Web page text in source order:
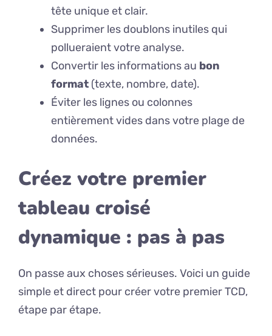
tête unique et clair.
Supprimer les doublons inutiles qui
pollueraient votre analyse.
Convertir les informations au bon
format (texte, nombre, date).
Éviter les lignes ou colonnes
entièrement vides dans votre plage de
données.
Créez votre premier
tableau croisé
dynamique : pas à pas
On passe aux choses sérieuses. Voici un guide
simple et direct pour créer votre premier TCD,
étape par étape.